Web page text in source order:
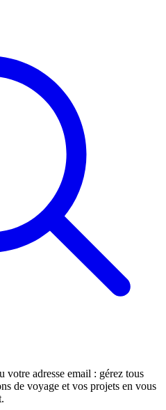
votre adresse email : gérez tous
de voyage et vos projets en vous